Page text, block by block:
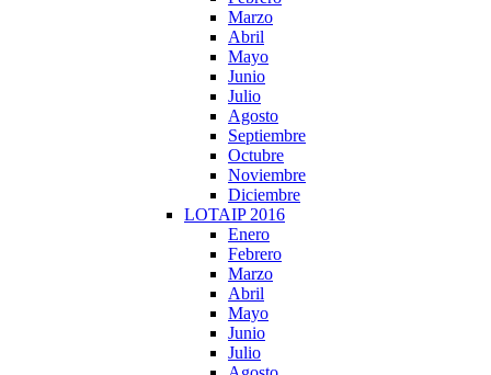
Marzo
Abril
Mayo
Junio
Julio
Agosto
Septiembre
Octubre
Noviembre
Diciembre
LOTAIP 2016
Enero
Febrero
Marzo
Abril
Mayo
Junio
Julio